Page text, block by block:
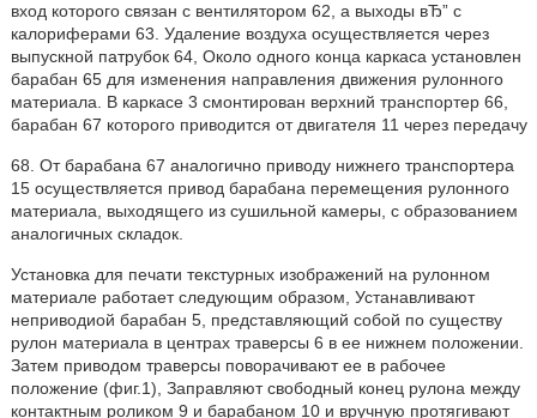
вход которого связан с вентилятором 62, а выходы вЂ” с
калориферами 63. Удаление воздуха осуществляется через
выпускной патрубок 64, Около одного конца каркаса установлен
барабан 65 для изменения направления движения рулонного
материала. В каркасе 3 смонтирован верхний транспортер 66,
барабан 67 которого приводится от двигателя 11 через передачу
68. От барабана 67 аналогично приводу нижнего транспортера
15 осуществляется привод барабана перемещения рулонного
материала, выходящего из сушильной камеры, с образованием
аналогичных складок.
Установка для печати текстурных изображений на рулонном
материале работает следующим образом, Устанавливают
неприводиой барабан 5, представляющий собой по существу
рулон материала в центрах траверсы 6 в ее нижнем положении.
Затем приводом траверсы поворачивают ее в рабочее
положение (фиг.1), Заправляют свободный конец рулона между
контактным роликом 9 и барабаном 10 и вручную протягивают